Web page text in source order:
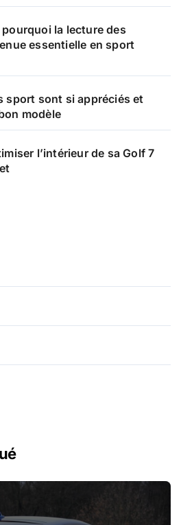
la lecture des
essentielle en sport
sport sont si appréciés et
modèle
l’intérieur de sa Golf 7